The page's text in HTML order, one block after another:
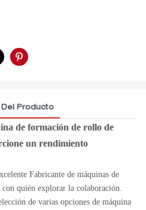
Del Producto
de formación de rollo de
un rendimiento
Fabricante de máquinas de
quién explorar la colaboración.
de varias opciones de máquina